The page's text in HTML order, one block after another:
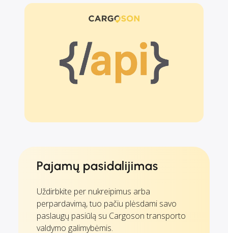
Pajamų pasidalijimas
Uždirbkite per nukreipimus arba
perpardavimą, tuo pačiu plėsdami savo
paslaugų pasiūlą su Cargoson transporto
valdymo galimybėmis.